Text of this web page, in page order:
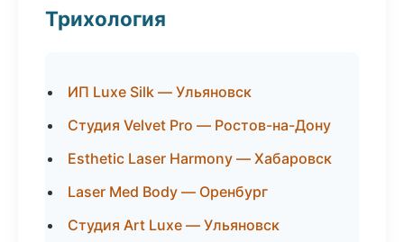
Трихология
ИП Luxe Silk — Ульяновск
Студия Velvet Pro — Ростов-на-Дону
Esthetic Laser Harmony — Хабаровск
Laser Med Body — Оренбург
Студия Art Luxe — Ульяновск